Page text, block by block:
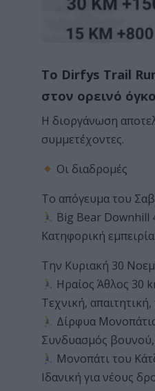
Το Dirfys Trail
στον ορεινό
Η διοργάνωση
συμμετέχοντες.
Οι διαδρομές
Το απόγευμα του
Big Bear Downhill
Κατηφορική
Την Κυριακή 30
Ηραίος Άθλος 30
Τεχνική,
Δίρφυα
Συνδυασμός βουνού,
Μονοπάτι του
Ιδανική για νέους